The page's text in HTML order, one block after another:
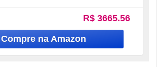
R$ 3665.56